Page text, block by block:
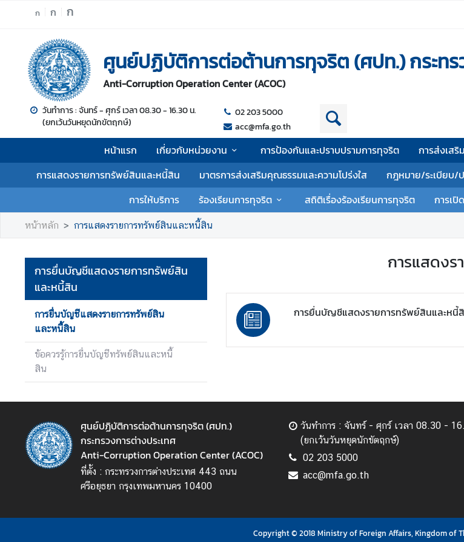
ก ก ก
ศูนย์ปฏิบัติการต่อต้านการทุจริต (ศปท.) กระทร
Anti-Corruption Operation Center (ACOC)
วันทำการ : จันทร์ - ศุกร์ เวลา 08.30 - 16.30 น.
(ยกเว้นวันหยุดนักขัตฤกษ์)
02 203 5000
acc@mfa.go.th
หน้าแรก เกี่ยวกับหน่วยงาน การป้องกันและปราบปรามการทุจริต การส่งเส
การแสดงรายการทรัพย์สินและหนี้สิน
มาตรการส่งเสริมคุณธรรมและความโปร่งใส กฎหมาย/ระเบียบ/
การให้บริการ
ร้องเรียนการทุจริต สถิติเรื่องร้องเรียนการทุจริต การเปิ
น้
า
แ
ก
เ
ย
บ
ห
ว
ย
า
น
ร
ง
กั
น
แ
หน้าหลัก การแสดงรายการทรัพย์สินและหนี้สิน
การยื่นบัญชีแสดงรายการทรัพย์สิน
และหนี้สิน
การยื่นบัญชีแสดงรายการทรัพย์สิน
และหนี้สิน
ข้อควรรู้การยื่นบัญชีทรัพย์สินและหนี้
สิน
การแสดง
การยื่นบัญชีแสดงรายการทรัพย์สินและหนี้
ศูนย์ปฏิบัติการต่อต้านการทุจริต (ศปท.)
กระทรวงการต่างประเทศ
Anti-Corruption Operation Center (ACOC)
ที่ตั้ง : กระทรวงการต่างประเทศ 443 ถนน
ศรีอยุธยา กรุงเทพมหานคร 10400
วันทำการ : จันทร์ - ศุกร์ เวลา 08.30 -
(ยกเว้นวันหยุดนักขัตฤกษ์)
02 203 5000
acc@mfa.go.th
Copyright © 2018 Ministry of Foreign Affairs, Kingdom of